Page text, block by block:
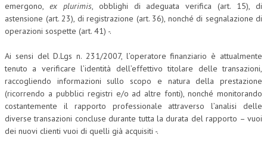
FISCALITÀ INTERNAZIONALE
TAX RISK MANAGEMENT
CRIMINOLOGIA TRIBUTARIA
CFC E PARADISI FISCALI
TRANSFER PRICING
PRASSI
emergono, ex plurimis, obblighi di adeguata verifica (art. 15), di
astensione (art. 23), di registrazione (art. 36), nonché di segnalazione di
operazioni sospette (art. 41) -.
Ai sensi del D.Lgs n. 231/2007, l’operatore finanziario è attualmente
tenuto a verificare l’identità dell’effettivo titolare delle transazioni,
raccogliendo informazioni sullo scopo e natura della prestazione
(ricorrendo a pubblici registri e/o ad altre fonti), nonché monitorando
costantemente il rapporto professionale attraverso l’analisi delle
diverse transazioni concluse durante tutta la durata del rapporto – vuoi
dei nuovi clienti vuoi di quelli già acquisiti -.